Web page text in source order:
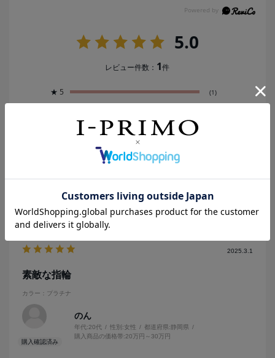
5.0
レビュー件数： 1件
★ 5 (1)
絞り込み 表示：新しい順
2025.3.1
素敵な指輪
カラー：プラチナ
のん
年代:20代 性別:女性 都道府県: 静岡県
購入商品の価格帯:20万円～30万円